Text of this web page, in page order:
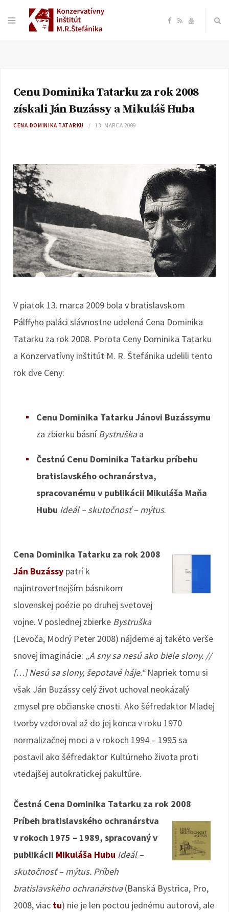
F
e
o
k
R Y
T
e
Cenu Dominika Tatarku za rok 2008
získali Ján Buzássy a Mikuláš Huba
CENA DOMINIKA TATARKU 13. MARCA 2009
V piatok 13. marca 2009 bola v bratislavskom
Pálffyho paláci slávnostne udelená Cena Dominika
Tatarku za rok 2008. Porota Ceny Dominika Tatarku
a Konzervatívny inštitút M. R. Štefánika udelili tento
rok dve Ceny:
Cenu Dominika Tatarku Jánovi Buzássymu
za zbierku básníBystruškaa
Čestnú Cenu Dominika Tatarku príbehu
bratislavského ochranárstva,
spracovanému v publikácii Mikuláša Maňa
Hubu Ideál – skutočnosť – mýtus.
Cena Dominika Tatarku za rok 2008
Ján Buzássy patrí k
najintrovertnejším básnikom
slovenskej poézie po druhej svetovej
vojne. V poslednej zbierke Bystruška
(Levoča, Modrý Peter 2008) nájdeme aj takéto verše
snovej imaginácie: „A sny sa nesú ako biele slony. //
[…] Nesú sa slony, šepotavé háje.“Napriek tomu si
však Ján Buzássy celý život uchoval neokázalý
zmysel pre občianske cnosti. Ako šéfredaktor Mladej
tvorby vzdoroval až do jej konca v roku 1970
normalizačnej moci a v rokoch 1994 – 1995 sa
postavil ako šéfredaktor Kultúrneho života proti
vtedajšej autokratickej pakultúre.
Čestná Cena Dominika Tatarku za rok 2008
Príbeh bratislavského ochranárstva
v rokoch 1975 – 1989, spracovaný v
publikácii Mikuláša Hubu Ideál –
skutočnosť – mýtus. Príbeh
bratislavského ochranárstva(Banská Bystrica, Pro,
2008, viac tu) nie je len poctou jednému autorovi, ale